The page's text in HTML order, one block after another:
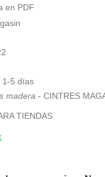
en PDF
1-5 días
madera - CINTRES
TIENDAS